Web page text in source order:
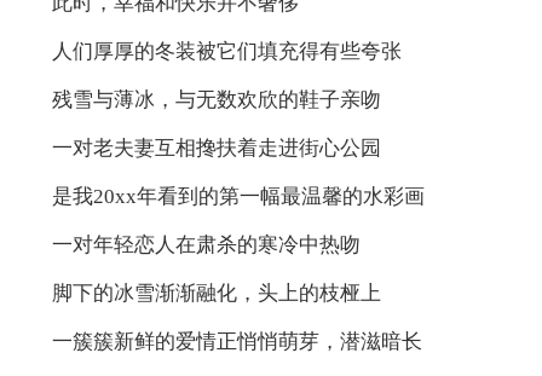
人们厚厚的冬装被它们填充得有些夸张
残雪与薄冰，与无数欢欣的鞋子亲吻
一对老夫妻互相搀扶着走进街心公园
是我20xx年看到的第一幅最温馨的水彩画
一对年轻恋人在肃杀的寒冷中热吻
脚下的冰雪渐渐融化，头上的枝桠上
一簇簇新鲜的爱情正悄悄萌芽，潜滋暗长